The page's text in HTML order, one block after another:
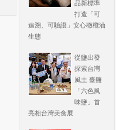
品新標準
打造「可
追溯、可驗證」安心橄欖油
生態
從鹽出發
探索台灣
風土 臺鹽
「六色風
味鹽」首
亮相台灣美食展